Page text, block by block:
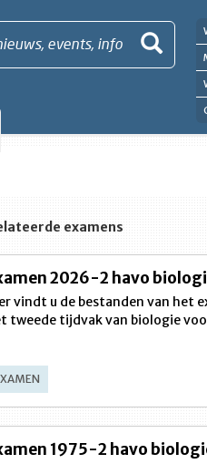
events, info
examens
2026-2 havo
vindt u de bestanden van het
tweede tijdvak van biologie
1975-2 havo